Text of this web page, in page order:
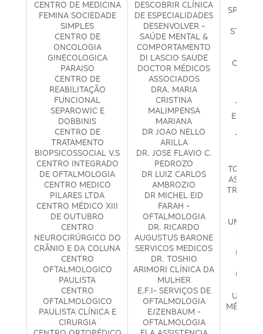
CENTRO DE MEDICINA
FEMINA SOCIEDADE
SIMPLES
CENTRO DE
ONCOLOGIA
GINECOLOGICA
PARAISO
CENTRO DE
REABILITAÇÃO
FUNCIONAL
SEPAROWIC E
DOBBINIS
CENTRO DE
TRATAMENTO
BIOPSICOSSOCIAL V.S
CENTRO INTEGRADO
DE OFTALMOLOGIA
CENTRO MEDICO
PILARES LTDA
CENTRO MÉDICO XIII
DE OUTUBRO
CENTRO
NEUROCIRÚRGICO DO
CRÂNIO E DA COLUNA
CENTRO
OFTALMOLOGICO
PAULISTA
CENTRO
OFTALMOLOGICO
PAULISTA CLÍNICA E
CIRURGIA
DESCOBRIR CLÍNICA
DE ESPECIALIDADES
DESENVOLVER -
SAÚDE MENTAL &
COMPORTAMENTO
DI LASCIO SAUDE
DOCTOR MÉDICOS
ASSOCIADOS
DRA. MARIA
CRISTINA
MALIMPENSA
MARIANA
DR JOAO NELLO
ARILLA
DR. JOSE FLAVIO C.
PEDROZO
DR LUIZ CARLOS
AMBROZIO
DR MICHEL EID
FARAH -
OFTALMOLOGIA
DR. RICARDO
AUGUSTUS BARONE
SERVICOS MEDICOS
DR. TOSHIO
ARIMORI CLÍNICA DA
MULHER
E.F.I- SERVIÇOS DE
OFTALMOLOGIA
EJZENBAUM -
OFTALMOLOGIA
TORRES
TRAF
MÉDICA